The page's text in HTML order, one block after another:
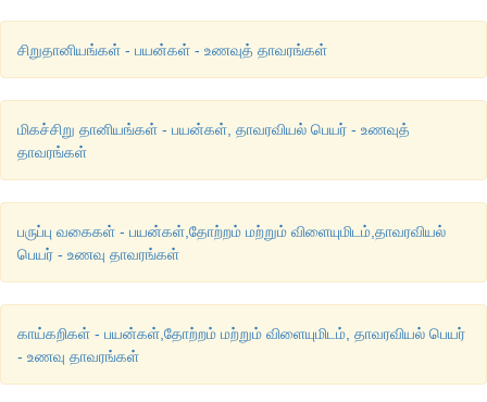
சிறுதானியங்கள் - பயன்கள் - உணவுத் தாவரங்கள்
மிகச்சிறு தானியங்கள் - பயன்கள், தாவரவியல் பெயர் - உணவுத்
தாவரங்கள்
பருப்பு வகைகள் - பயன்கள்,தோற்றம் மற்றும் விளையுமிடம்,தாவரவியல்
பெயர் - உணவு தாவரங்கள்
காய்கறிகள் - பயன்கள்,தோற்றம் மற்றும் விளையுமிடம், தாவரவியல் பெயர்
- உணவு தாவரங்கள்